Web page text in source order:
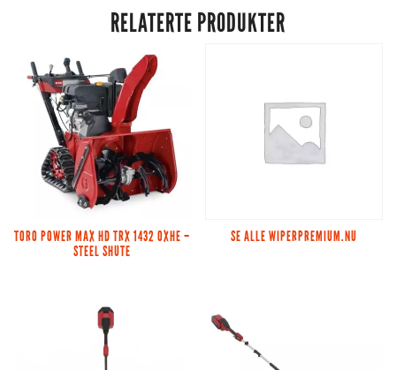
RELATERTE PRODUKTER
TORO POWER MAX HD TRX 1432 OXHE –
STEEL SHUTE
SE ALLE WIPERPREMIUM.NU